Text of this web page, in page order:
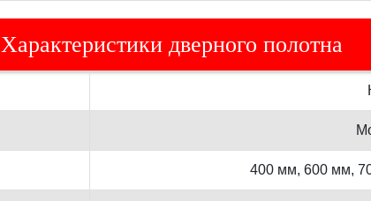
Характеристики дверного полотна
400 мм, 600 мм,